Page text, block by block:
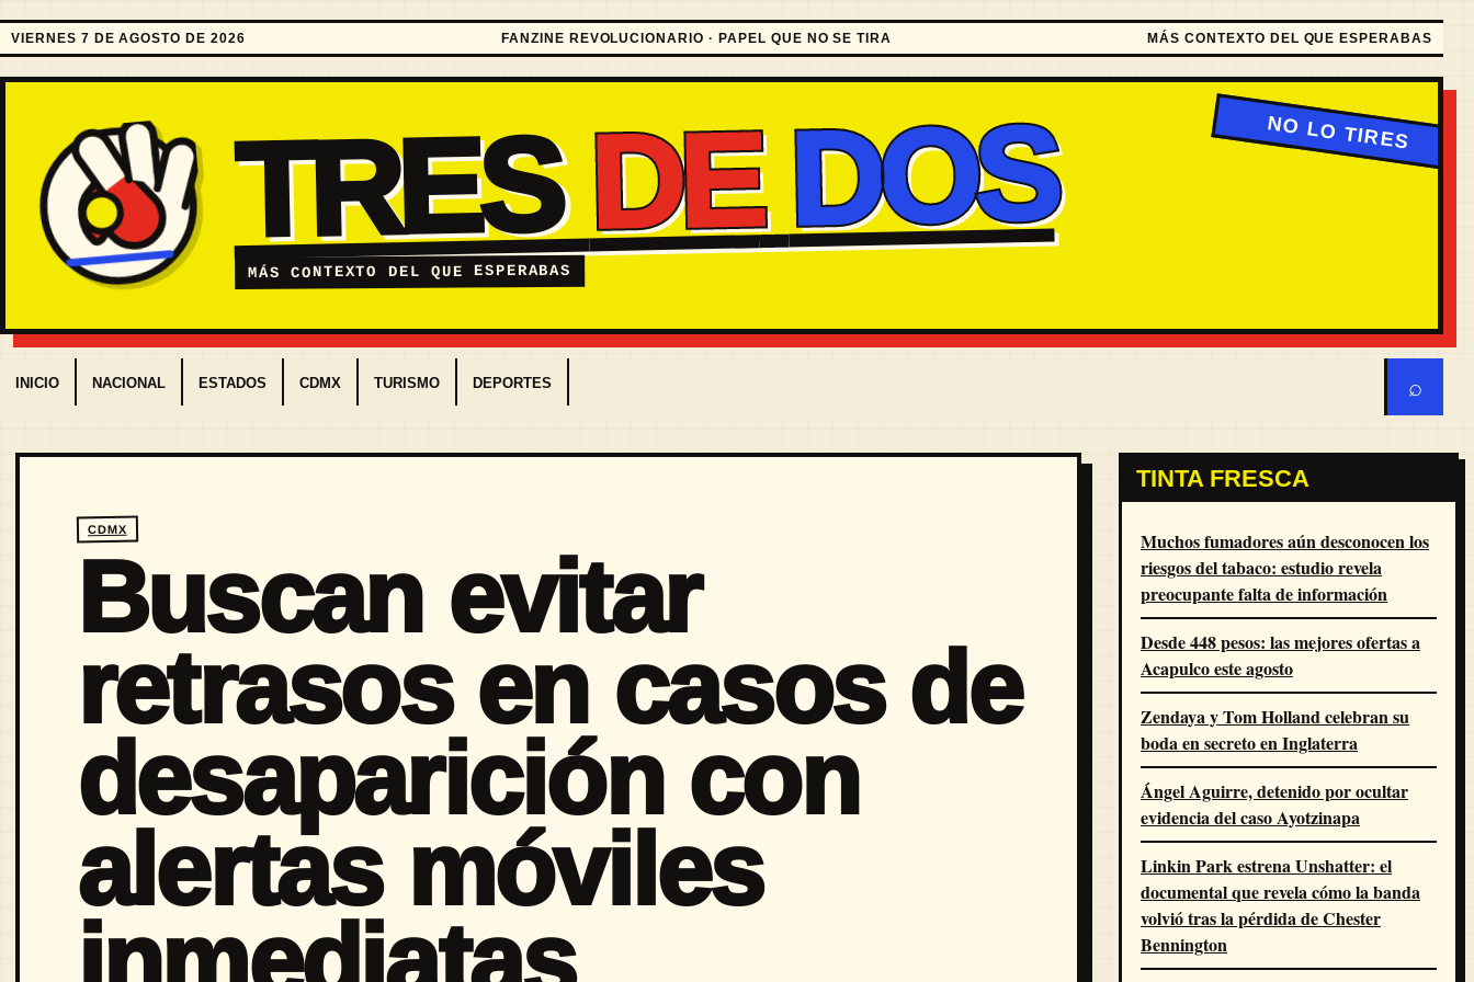
VIERNES 7 DE AGOSTO DE 2026 FANZINE REVOLUCIONARIO · PAPEL QUE NO SE TIRA MÁS CONTEXTO DEL QUE ESPERABAS
TRESDE DOS
MÁS CONTEXTO DEL QUE ESPERABAS
INICIO NACIONAL ESTADOS CDMX TURISMO DEPORTES ⌕
CDMX
Buscan evitar
retrasos en casos de
desaparición con
alertas móviles
TINTA FRESCA
Muchos fumadores aún desconocen los
riesgos del tabaco: estudio revela
preocupante falta de información
Desde 448 pesos: las mejores ofertas a
Acapulco este agosto
Zendaya y Tom Holland celebran su
boda en secreto en Inglaterra
Ángel Aguirre, detenido por ocultar
evidencia del caso Ayotzinapa
Linkin Park estrena Unshatter: el
documental que revela cómo la banda
volvió tras la pérdida de Chester
Bennington